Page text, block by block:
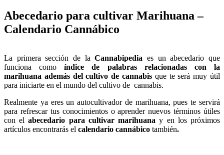
Abecedario para cultivar Marihuana –
Calendario Cannábico
La primera sección de laCannabipediaes un abecedario que
funciona comoíndice de palabras relacionadas con la
marihuana además del cultivo de cannabis que te será muy útil
para iniciarte en el mundo del cultivo de cannabis.
Realmente ya eres un autocultivador de marihuana, pues te servirá
para refrescar tus conocimientos o aprender nuevos términos útiles
con el abecedario para cultivar marihuanay en los próximos
artículos encontrarás el calendario cannábico también.